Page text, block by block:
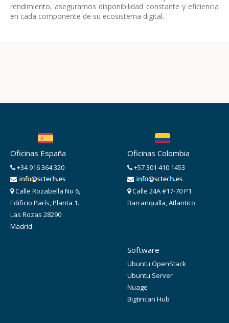
rendimiento, aseguramos disponibilidad constante y eficiencia
en cada componente de su ecosistema digital.
Oficinas España
+34 916 364 320
Calle Rozabella No 6,
Edificio París, Planta 1.
Las Rozas 28290
Madrid.
Oficinas Colombia
+57 301 410 1453
Calle 24A #17-70 P1
Barranquilla, Atlantico
Software
Ubuntu OpenStack
Ubuntu Server
Nuage
Bigtincan Hub